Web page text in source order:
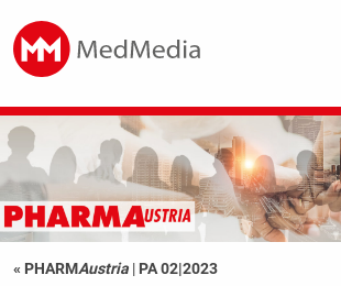
« PHARMAustria | PA 02|2023